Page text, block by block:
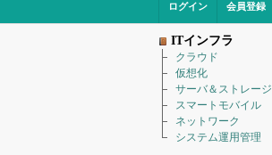
ログイン 会員登録
ITインフラ
クラウド
仮想化
サーバ＆ストレージ
スマートモバイル
ネットワーク
システム運用管理